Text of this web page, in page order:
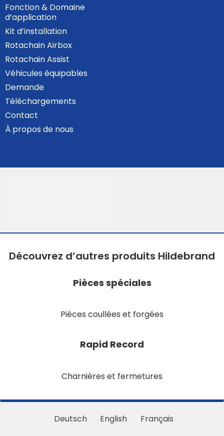
Fonction & Domaine
d’application
Kit d’installation
Rotachain Airbox
Rotachain Assist
Véhicules équipables
Demande
Téléchargements
Contact
À propos de nous
Découvrez d’autres produits Hildebrand
Pièces spéciales
Pièces coullées et forgées
Rapid Record
Charnières et fermetures
Deutsch English Français